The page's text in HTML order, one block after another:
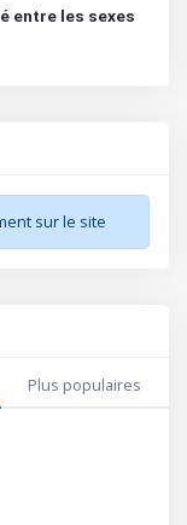
entre les sexes
sur le site
Plus populaires